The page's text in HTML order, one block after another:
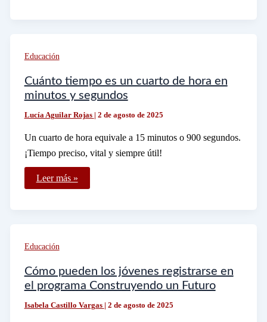
letra
Q
Educación
Cuánto tiempo es un cuarto de hora en
minutos y segundos
Lucía Aguilar Rojas | 2 de agosto de 2025
Un cuarto de hora equivale a 15 minutos o 900 segundos.
¡Tiempo preciso, vital y siempre útil!
Cuánto
tiempo
minutos
segundos
Leer más »
Educación
Cómo pueden los jóvenes registrarse en
el programa Construyendo un Futuro
Isabela Castillo Vargas | 2 de agosto de 2025